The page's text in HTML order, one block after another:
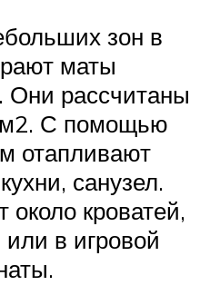
зон в
маты
Они рассчитаны
С помощью
отапливают
санузел.
кроватей,
или в игровой